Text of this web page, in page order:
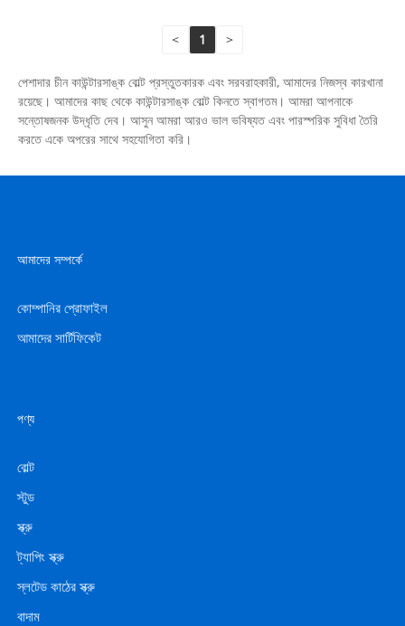
< 1 >
পেশাদার চীন কাউন্টারসাঙ্ক বোল্ট প্রস্তুতকারক এবং সরবরাহকারী, আমাদের নিজস্ব কারখানা
রয়েছে। আমাদের কাছ থেকে কাউন্টারসাঙ্ক বোল্ট কিনতে স্বাগতম। আমরা আপনাকে
সন্তোষজনক উদ্ধৃতি দেব। আসুন আমরা আরও ভাল ভবিষ্যত এবং পারস্পরিক সুবিধা তৈরি
করতে একে অপরের সাথে সহযোগিতা করি।
আমাদের সম্পর্কে
কোম্পানির প্রোফাইল
আমাদের সার্টিফিকেট
পণ্য
বোল্ট
স্টুড
স্ক্রু
ট্যাপিং স্ক্রু
স্লটেড কাঠের স্ক্রু
বাদাম